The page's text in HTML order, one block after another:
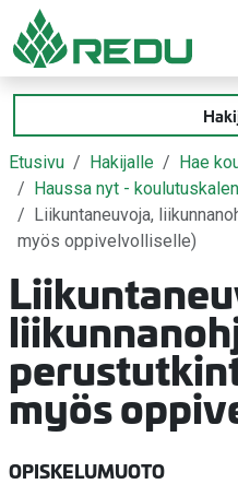
Siirry sivusisältöön
Etusivu Hakijalle
Hae
Haussa nyt -
Liikuntaneuvoja,
myös oppivelvolliselle)
myös
OPISKELUMUOTO